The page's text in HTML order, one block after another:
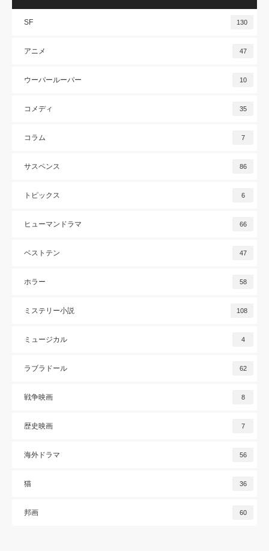
SF 130
アニメ 47
ウーパールーパー 10
コメディ 35
コラム 7
サスペンス 86
トピックス 6
ヒューマンドラマ 66
ベストテン 47
ホラー 58
ミステリー小説 108
ミュージカル 4
ラブラドール 62
戦争映画 8
歴史映画 7
海外ドラマ 56
猫 36
邦画 60